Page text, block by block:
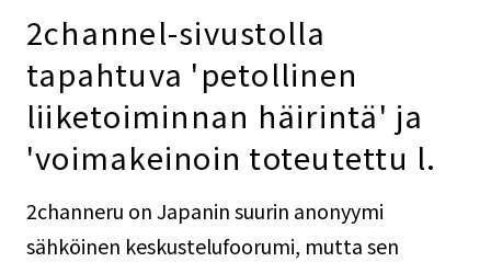
2channel-sivustolla
tapahtuva 'petollinen
liiketoiminnan häirintä' ja
'voimakeinoin toteutettu l.
2channeru on Japanin suurin anonyymi
sähköinen keskustelufoorumi, mutta sen